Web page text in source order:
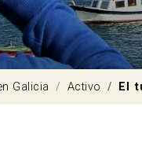
Galicia Activo El